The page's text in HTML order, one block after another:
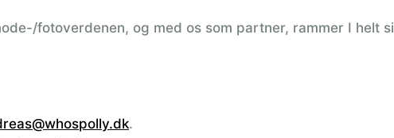
fotoverdenen, og med os som partner, rammer I helt
.